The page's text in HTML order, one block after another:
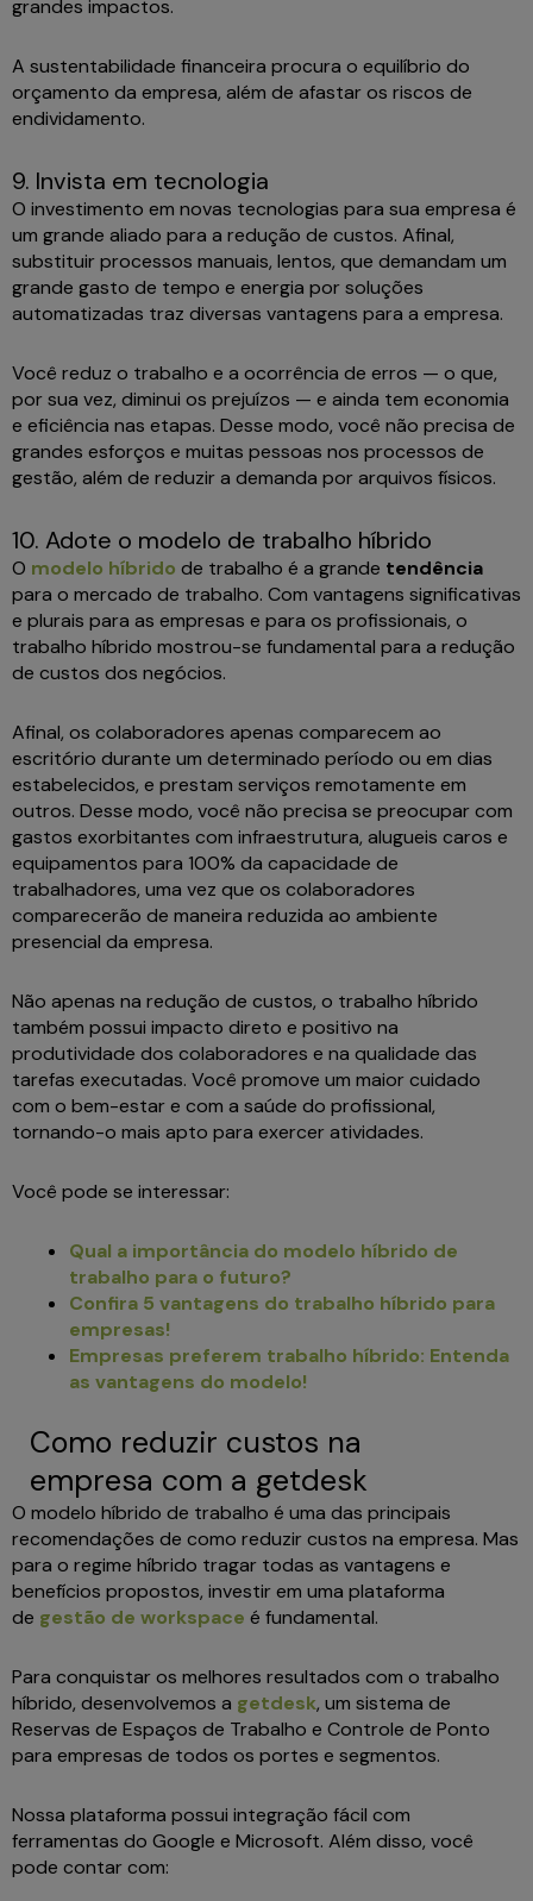
grandes impactos.
A sustentabilidade financeira procura o equilíbrio do
orçamento da empresa, além de afastar os riscos de
endividamento.
9. Invista em tecnologia
O investimento em novas tecnologias para sua empresa é
um grande aliado para a redução de custos. Afinal,
substituir processos manuais, lentos, que demandam um
grande gasto de tempo e energia por soluções
automatizadas traz diversas vantagens para a empresa.
Você reduz o trabalho e a ocorrência de erros — o que,
por sua vez, diminui os prejuízos — e ainda tem economia
e eficiência nas etapas. Desse modo, você não precisa de
grandes esforços e muitas pessoas nos processos de
gestão, além de reduzir a demanda por arquivos físicos.
10. Adote o modelo de trabalho híbrido
O modelo híbrido de trabalho é a grande tendência
para o mercado de trabalho. Com vantagens significativas
e plurais para as empresas e para os profissionais, o
trabalho híbrido mostrou-se fundamental para a redução
de custos dos negócios.
Afinal, os colaboradores apenas comparecem ao
escritório durante um determinado período ou em dias
estabelecidos, e prestam serviços remotamente em
outros. Desse modo, você não precisa se preocupar com
gastos exorbitantes com infraestrutura, alugueis caros e
equipamentos para 100% da capacidade de
trabalhadores, uma vez que os colaboradores
comparecerão de maneira reduzida ao ambiente
presencial da empresa.
Não apenas na redução de custos, o trabalho híbrido
também possui impacto direto e positivo na
produtividade dos colaboradores e na qualidade das
tarefas executadas. Você promove um maior cuidado
com o bem-estar e com a saúde do profissional,
tornando-o mais apto para exercer atividades.
Você pode se interessar:
Qual a importância do modelo híbrido de
trabalho para o futuro?
Confira 5 vantagens do trabalho híbrido para
empresas!
Empresas preferem trabalho híbrido: Entenda
as vantagens do modelo!
Como reduzir custos na
empresa com a getdesk
O modelo híbrido de trabalho é uma das principais
recomendações de como reduzir custos na empresa. Mas
para o regime híbrido tragar todas as vantagens e
benefícios propostos, investir em uma plataforma
de gestão de workspace é fundamental.
Para conquistar os melhores resultados com o trabalho
híbrido, desenvolvemos a getdesk, um sistema de
Reservas de Espaços de Trabalho e Controle de Ponto
para empresas de todos os portes e segmentos.
Nossa plataforma possui integração fácil com
ferramentas do Google e Microsoft. Além disso, você
pode contar com: